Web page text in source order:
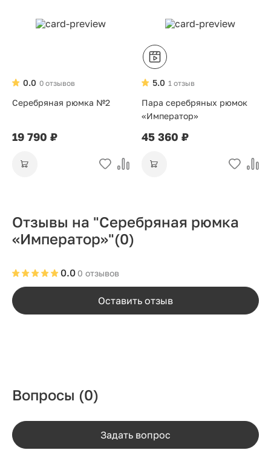
0 отзывов
0.0
Серебряная рюмка №2
19 790 ₽
1 отзыв
5.0
Пара серебряных рюмок
«Император»
45 360 ₽
Отзывы на "Серебряная рюмка
«Император»"(0)
0 отзывов
0.0
Оставить отзыв
Вопросы (0)
Задать вопрос